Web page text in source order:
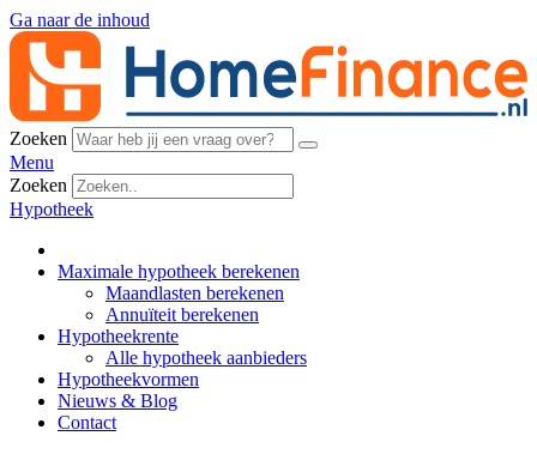
Ga naar de inhoud
Zoeken
Menu
Zoeken
Hypotheek
Maximale hypotheek berekenen
Maandlasten berekenen
Annuïteit berekenen
Hypotheekrente
Alle hypotheek aanbieders
Hypotheekvormen
Nieuws & Blog
Contact